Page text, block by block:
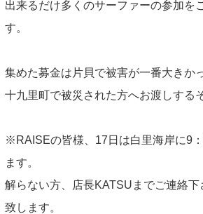
出来るだけ多くのサーファーの参加を
す。
集めた募金は片貝で被害が一番大きか
十九里町で被災された方へお渡しする
※RAISEの皆様、17日は白里海岸に9
ます。
解らない方、店長KATSUまでご連絡
致します。